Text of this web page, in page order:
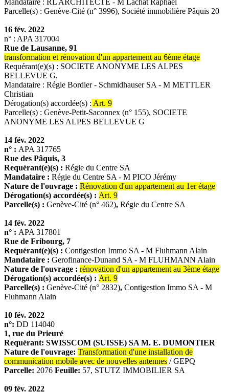
Mandataire : RL ARCHITECTE - M Lachat Raphaël
Parcelle(s) : Genève-Cité (n° 3996), Société immobilière Pâquis 20
16 fév. 2022
n° : APA 317004
Rue de Lausanne, 91
transformation et rénovation d'un appartement au 6ème étage
Requérant(e)(s) : SOCIETE ANONYME LES ALPES
BELLEVUE G,
Mandataire : Régie Bordier - Schmidhauser SA - M METTLER
Christian
Dérogation(s) accordée(s) : Art. 9
Parcelle(s) : Genève-Petit-Saconnex (n° 155), SOCIETE
ANONYME LES ALPES BELLEVUE G
14 fév. 2022
n° : APA 317765
Rue des Pâquis, 3
Requérant(e)(s) : Régie du Centre SA
Mandataire : Régie du Centre SA - M PICO Jérémy
Nature de l'ouvrage : Rénovation d'un appartement au 1er étage
Dérogation(s) accordée(s) : Art. 9
Parcelle(s) : Genève-Cité (n° 462), Régie du Centre SA
14 fév. 2022
n° : APA 317801
Rue de Fribourg, 7
Requérant(e)(s) : Contigestion Immo SA - M Fluhmann Alain
Mandataire : Gerofinance-Dunand SA - M FLUHMANN Alain
Nature de l'ouvrage : rénovation d'un appartement au 3ème étage
Dérogation(s) accordée(s) : Art. 9
Parcelle(s) : Genève-Cité (n° 2832), Contigestion Immo SA - M
Fluhmann Alain
10 fév. 2022
n°: DD 114040
1, rue du Prieuré
Requérant: SWISSCOM (SUISSE) SA M. E. DUMONTIER
Nature de l'ouvrage: Transformation d'une installation de
communication mobile avec de nouvelles antennes / GEPQ
Parcelle: 2076 Feuille: 57, STUTZ IMMOBILIER SA
09 fév. 2022